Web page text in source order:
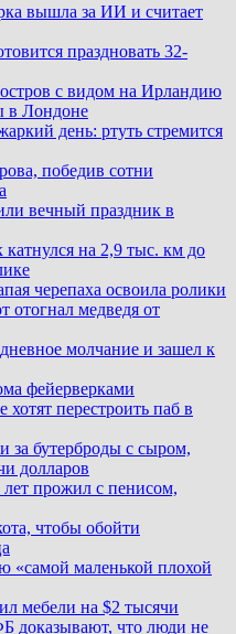
вышла за ИИ и считает
праздновать 32-
с видом на Ирландию
в Лондоне
день: ртуть стремится
победив сотни
вечный праздник в
на 2,9 тыс. км до
черепаха освоила ролики
отогнал медведя от
молчание и зашел к
фейерверками
перестроить паб в
за бутерброды с сыром,
долларов
прожил с пенисом,
чтобы обойти
«самой маленькой плохой
мебели на $2 тысячи
доказывают, что люди не